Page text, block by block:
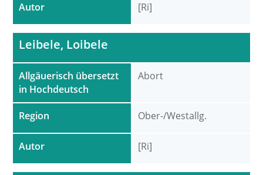
Autor [Ri]
Allgäuerisch übersetzt
in Hochdeutsch
Region
Autor
Leibele, Loibele
Abort
Ober-/Westallg.
[Ri]